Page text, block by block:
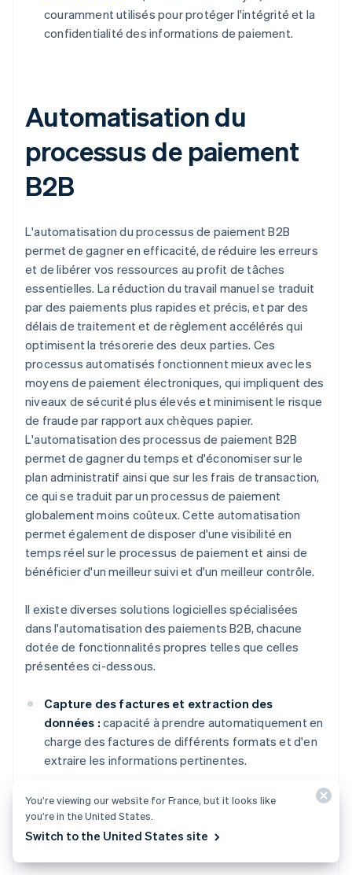
couramment utilisés pour protéger l'intégrité et la
confidentialité des informations de paiement.
Automatisation du
processus de paiement
B2B
L'automatisation du processus de paiement B2B
permet de gagner en efficacité, de réduire les erreurs
et de libérer vos ressources au profit de tâches
essentielles. La réduction du travail manuel se traduit
par des paiements plus rapides et précis, et par des
délais de traitement et de règlement accélérés qui
optimisent la trésorerie des deux parties. Ces
processus automatisés fonctionnent mieux avec les
moyens de paiement électroniques, qui impliquent des
niveaux de sécurité plus élevés et minimisent le risque
de fraude par rapport aux chèques papier.
L'automatisation des processus de paiement B2B
permet de gagner du temps et d'économiser sur le
plan administratif ainsi que sur les frais de transaction,
ce qui se traduit par un processus de paiement
globalement moins coûteux. Cette automatisation
permet également de disposer d'une visibilité en
temps réel sur le processus de paiement et ainsi de
bénéficier d'un meilleur suivi et d'un meilleur contrôle.
Il existe diverses solutions logicielles spécialisées
dans l'automatisation des paiements B2B, chacune
dotée de fonctionnalités propres telles que celles
présentées ci-dessous.
Capture des factures et extraction des
données : capacité à prendre automatiquement en
charge des factures de différents formats et d'en
extraire les informations pertinentes.
correspondre les données des factures à celles
des bons de commande et des reçus de façon à en
You’re viewing our website for France, but it looks like
you’re in the United States.
Switch to the United States site